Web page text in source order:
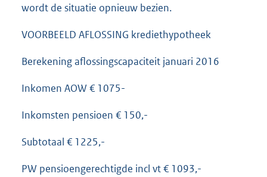
wordt de situatie opnieuw bezien.
VOORBEELD AFLOSSING krediethypotheek
Berekening aflossingscapaciteit januari 2016
Inkomen AOW € 1075-
Inkomsten pensioen € 150,-
Subtotaal € 1225,-
PW pensioengerechtigde incl vt € 1093,-